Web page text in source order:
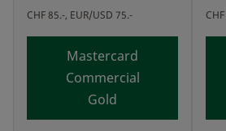
CHF 85.-, EUR/USD 75.-
Mastercard
Commercial
Gold